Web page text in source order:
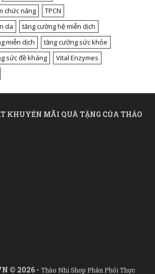
chức năng
TPCN
da
tăng cường hệ miễn dịch
miễn dịch
tăng cường sức khỏe
sức đề kháng
Vital Enzymes
KHUYẾN MÃI QUÀ TẶNG CỦA THẢO
© 2026 - Thảo Nhi Shop Phân Phối Thực